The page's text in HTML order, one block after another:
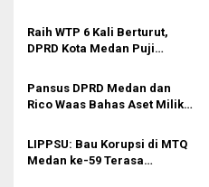
p
o
s
Dilantik di Kepemimpinan
Rico Waas
Raih WTP 6 Kali Berturut,
DPRD Kota Medan Puji
Pansus DPRD Medan dan
Rico Waas Bahas Aset Milik
LIPPSU: Bau Korupsi di MTQ
Medan ke-59 Terasa